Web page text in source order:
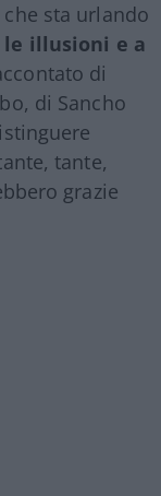
sta urlando
le illusioni e a
di
di Sancho
tante,
grazie